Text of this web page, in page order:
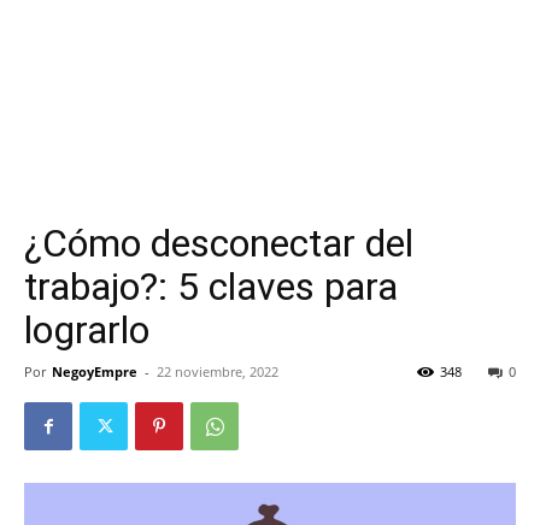
¿Cómo desconectar del
trabajo?: 5 claves para
lograrlo
Por NegoyEmpre - 22 noviembre, 2022 0
348